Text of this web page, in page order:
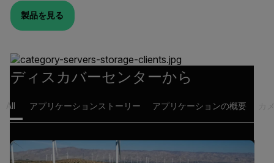
製品を見る
ディスカバーセンターから
All アプリケーションストーリー アプリケーションの概要